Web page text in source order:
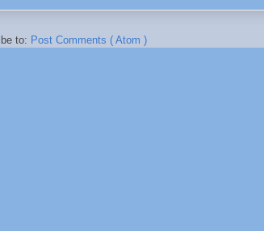
to: Post Comments ( Atom )